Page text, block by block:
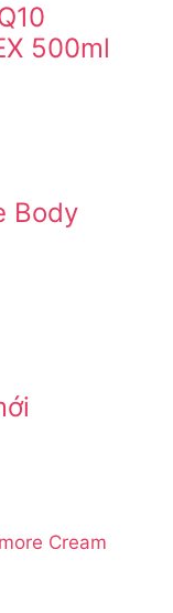
500ml
Body
Cream